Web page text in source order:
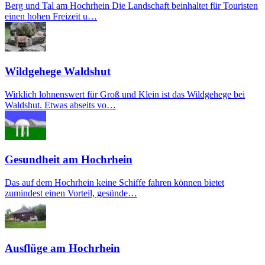
Berg und Tal am Hochrhein Die Landschaft beinhaltet für Touristen
einen hohen Freizeit u…
Wildgehege Waldshut
Wirklich lohnenswert für Groß und Klein ist das Wildgehege bei
Waldshut. Etwas abseits vo…
Gesundheit am Hochrhein
Das auf dem Hochrhein keine Schiffe fahren können bietet
zumindest einen Vorteil, gesünde…
Ausflüge am Hochrhein